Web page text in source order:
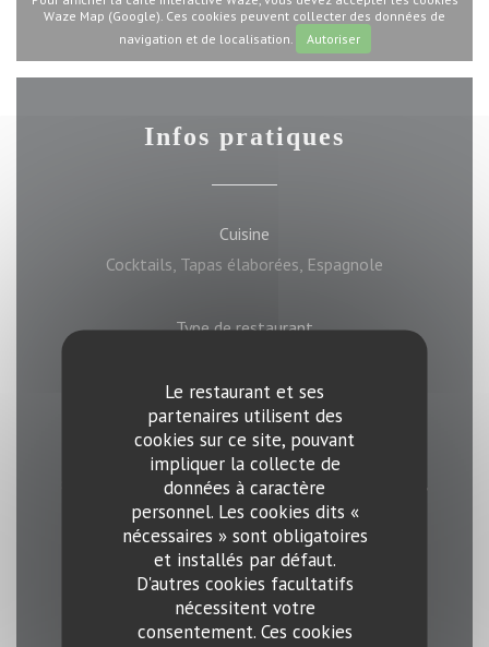
Le restaurant et ses
partenaires utilisent des
cookies sur ce site, pouvant
impliquer la collecte de
données à caractère
personnel. Les cookies dits «
nécessaires » sont obligatoires
et installés par défaut.
D'autres cookies facultatifs
nécessitent votre
consentement. Ces cookies
Waze Map (Google). Ces cookies peuvent collecter des données de
navigation et de localisation.
Autoriser
Infos pratiques
Cuisine
Cocktails, Tapas élaborées, Espagnole
Type de restaurant
Services
mariages, Musique live / Concerts, Location de
salle, Salon privé, Privatisation, Terrasse couverte,
Cadre authentique
Moyens de paiement
Sans Contact, Ticket Restaurant,
Eurocard/Mastercard, Espèces, Visa, American